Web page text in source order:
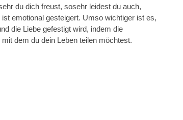
du dich freust, sosehr leidest du auch,
emotional gesteigert. Umso wichtiger ist es,
die Liebe gefestigt wird, indem die
dem du dein Leben teilen möchtest.